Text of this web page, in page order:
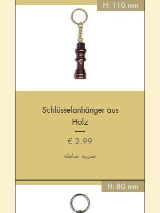
H: 110 mm
Schlüsselanhänger aus
Holz
السعر
ضريبة شاملة
H: 80 mm